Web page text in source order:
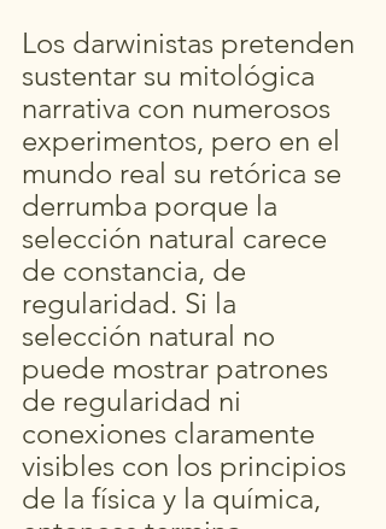
Los darwinistas pretenden
sustentar su mitológica
narrativa con numerosos
experimentos, pero en el
mundo real su retórica se
derrumba porque la
selección natural carece
de constancia, de
regularidad. Si la
selección natural no
puede mostrar patrones
de regularidad ni
conexiones claramente
visibles con los principios
de la física y la química,